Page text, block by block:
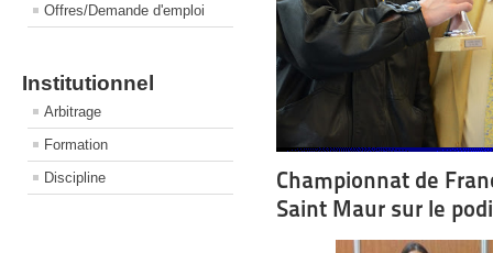
Offres/Demande d'emploi
Institutionnel
Arbitrage
Formation
Discipline
Championnat de
Saint Maur sur le